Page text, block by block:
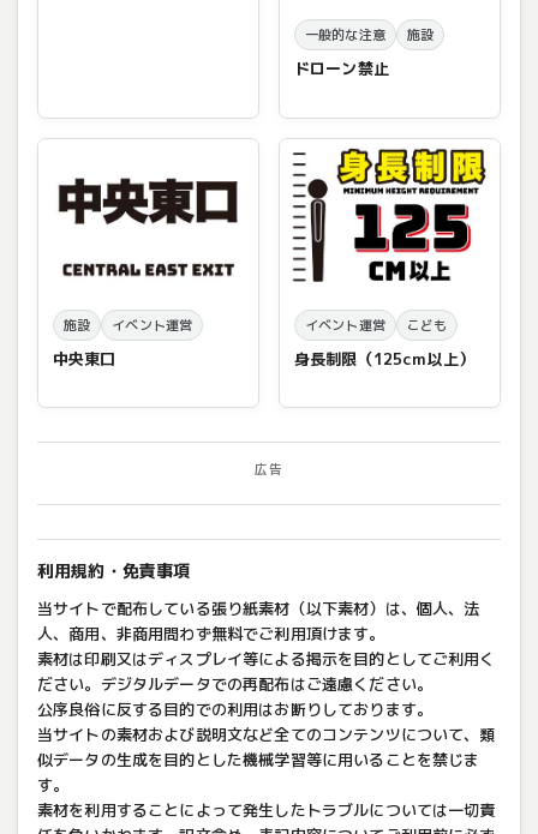
一般的な注意 施設
ドローン禁止
施設 イベント運営
中央東口
イベント運営 こども
身長制限（125cm以上）
広告
利用規約・免責事項
当サイトで配布している張り紙素材（以下素材）は、個人、法
人、商用、非商用問わず無料でご利用頂けます。
素材は印刷又はディスプレイ等による掲示を目的としてご利用く
ださい。デジタルデータでの再配布はご遠慮ください。
公序良俗に反する目的での利用はお断りしております。
当サイトの素材および説明文など全てのコンテンツについて、類
似データの生成を目的とした機械学習等に用いることを禁じま
す。
素材を利用することによって発生したトラブルについては一切責